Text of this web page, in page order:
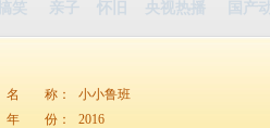
搞笑 亲子 怀旧 央视热播 国产
名 称：
小小鲁班
年
份：
2016